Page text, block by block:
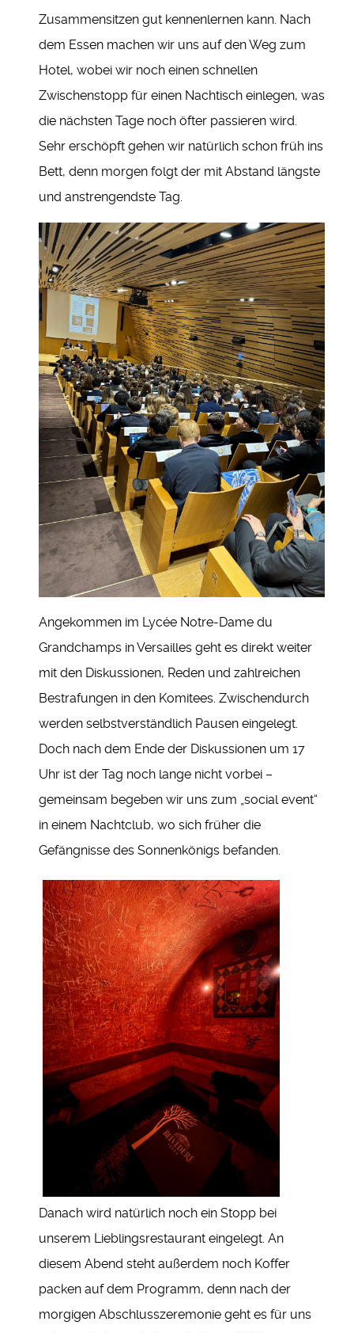
Zusammensitzen gut kennenlernen kann. Nach
dem Essen machen wir uns auf den Weg zum
Hotel, wobei wir noch einen schnellen
Zwischenstopp für einen Nachtisch einlegen, was
die nächsten Tage noch öfter passieren wird.
Sehr erschöpft gehen wir natürlich schon früh ins
Bett, denn morgen folgt der mit Abstand längste
und anstrengendste Tag.
Angekommen im Lycée Notre-Dame du
Grandchamps in Versailles geht es direkt weiter
mit den Diskussionen, Reden und zahlreichen
Bestrafungen in den Komitees. Zwischendurch
werden selbstverständlich Pausen eingelegt.
Doch nach dem Ende der Diskussionen um 17
Uhr ist der Tag noch lange nicht vorbei –
gemeinsam begeben wir uns zum „social event“
in einem Nachtclub, wo sich früher die
Gefängnisse des Sonnenkönigs befanden.
Danach wird natürlich noch ein Stopp bei
unserem Lieblingsrestaurant eingelegt. An
diesem Abend steht außerdem noch Koffer
packen auf dem Programm, denn nach der
morgigen Abschlusszeremonie geht es für uns